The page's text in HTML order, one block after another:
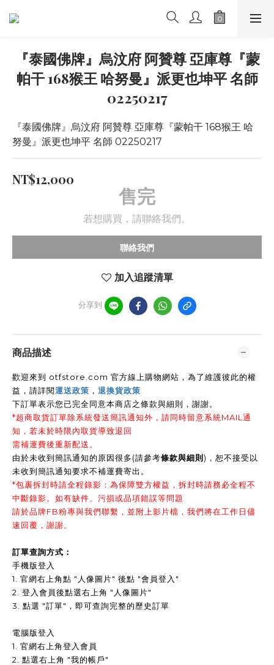
『泰國佛牌』烏汶府 阿贊尊 亞庫尊『蒙
帕干 168猴王 哈努曼』派更也坤平 名師
02250217
『泰國佛牌』烏汶府 阿贊尊 亞庫尊『蒙帕干 168猴王 哈
努曼』派更也坤平 名師 02250217
NT$12,000
售完
若想購買，請聯絡我們。
聯絡我們
加入追蹤清單
分享到
商品描述
歡迎來到 otfstore.com 官方線上購物網站，為了維護彼此的權
益，請詳閱運送政策 ， 退換貨政策
下訂單表示您已完全同意本商店之條款與細則，謝謝。
*超商取貨訂單除系統發送簡訊通知外，請同時留意系統MAIL通
知，若未於時限內取貨導致退回
需補運費後重新配送。
由於未收到簡訊通知的原因很多(請參考條款與細則 )，恕不接受以
未收到簡訊通知要求不補運費寄出。
*包裹拆封時請全程錄影：為保障雙方權益，拆封時請務必全程不
中斷錄影。如有缺件、污損或品項錯誤等問題
請於品牌FB粉專與我們聯繫，並附上影片檔，我們將在工作日儘
速回覆，謝謝。
訂單查詢方式：
手機版登入
1. 官網右上角點 "人像圖片" 後點 "會員登入"
2. 登入會員後點選右上角 "人像圖片"
3. 點選 "訂單"，即可查詢完整的歷史訂單
電腦版登入
1. 官網右上角登入會員
2. 點選右上角 "我的帳戶"